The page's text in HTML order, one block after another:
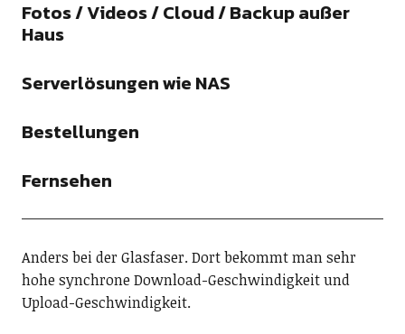
Fotos / Videos / Cloud / Backup außer
Haus
Serverlösungen wie NAS
Bestellungen
Fernsehen
Anders bei der Glasfaser. Dort bekommt man sehr
hohe synchrone Download-Geschwindigkeit und
Upload-Geschwindigkeit.